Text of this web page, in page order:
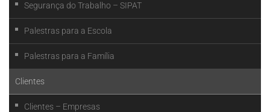
Segurança do Trabalho – SIPAT
Palestras para a Escola
Palestras para a Família
Clientes
Clientes – Empresas